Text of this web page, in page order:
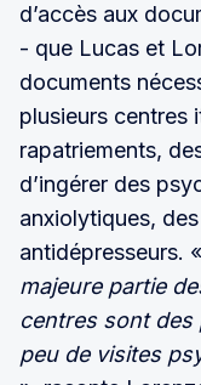
d’accès aux
- que Lucas et
documents
plusieurs centres
rapatriements,
d’ingérer des
anxiolytiques,
antidépresseurs. «
majeure partie
centres sont
peu de visites